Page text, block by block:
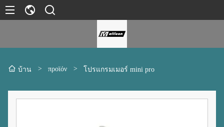
บ้าน > προϊόν > โปรแกรมเมอร์ mini pro